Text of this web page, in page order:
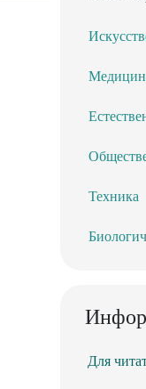
Техника
Для